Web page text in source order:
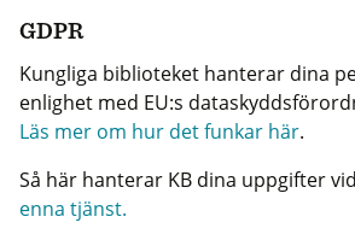
GDPR
Kungliga biblioteket hanterar dina
enlighet med EU:s
Läs mer om hur det funkar här.
Så här hanterar KB dina uppgifter vid
enna tjänst.